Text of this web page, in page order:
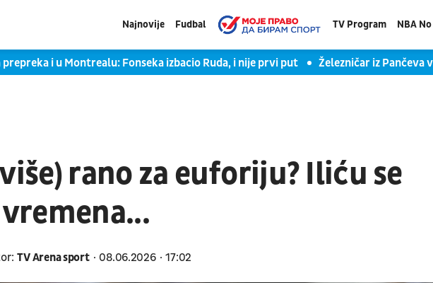
Najnovije Fudbal TV Program NBA
prepreka i u Montrealu: Fonseka izbacio Ruda, i nije prvi put Železničar iz Pančeva
rano za euforiju? Iliću se
TV Arena sport 08.06.2026 17:02